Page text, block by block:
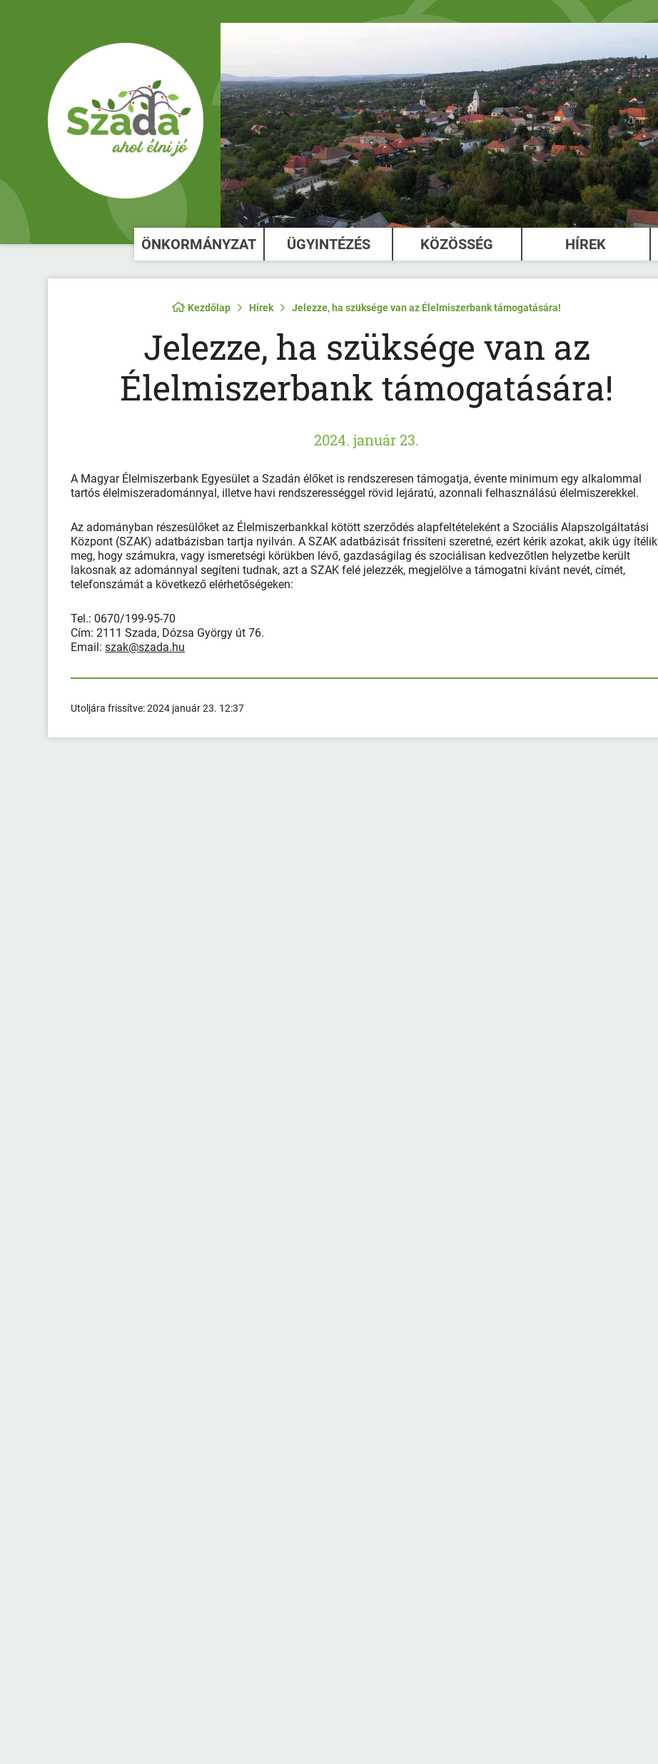
ÖNKORMÁNYZAT ÜGYINTÉZÉS KÖZÖSSÉG HÍREK
Kezdőlap Hírek Jelezze, ha szüksége van az Élelmiszerbank támogatására!
Jelezze, ha szüksége van az
Élelmiszerbank támogatására!
2024. január 23.
A Magyar Élelmiszerbank Egyesület a Szadán élőket is rendszeresen támogatja, évente minimum egy alkalommal
tartós élelmiszeradománnyal, illetve havi rendszerességgel rövid lejáratú, azonnali felhasználású élelmiszerekkel.
Az adományban részesülőket az Élelmiszerbankkal kötött szerződés alapfeltételeként a Szociális Alapszolgáltatási
Központ (SZAK) adatbázisban tartja nyilván. A SZAK adatbázisát frissíteni szeretné, ezért kérik azokat, akik úgy ítélik
meg, hogy számukra, vagy ismeretségi körükben lévő, gazdaságilag és szociálisan kedvezőtlen helyzetbe került
lakosnak az adománnyal segíteni tudnak, azt a SZAK felé jelezzék, megjelölve a támogatni kívánt nevét, címét,
telefonszámát a következő elérhetőségeken:
Tel.: 0670/199-95-70
Cím: 2111 Szada, Dózsa György út 76.
Email:szak@szada.hu
Utoljára frissítve:2024 január 23. 12:37